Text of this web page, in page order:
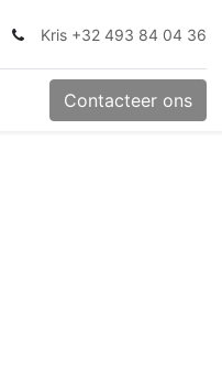
Kris +32 493 84 04 36
Contacteer ons